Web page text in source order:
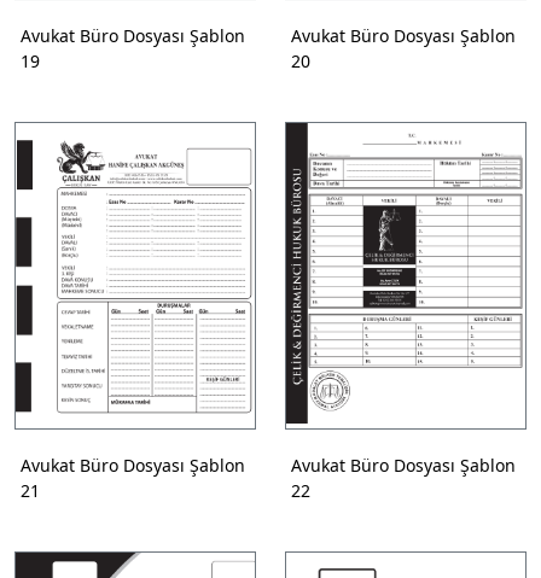
Avukat Büro Dosyası Şablon
19
Avukat Büro Dosyası Şablon
20
Avukat Büro Dosyası Şablon
21
Avukat Büro Dosyası Şablon
22